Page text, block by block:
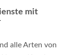
mit
alle Arten von